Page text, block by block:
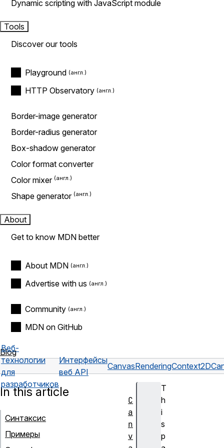
Dynamic scripting with JavaScript module
Tools
Discover our tools
Playground
HTTP Observatory
Border-image generator
Border-radius generator
Box-shadow generator
Color format converter
Color mixer
Shape generator
About
Get to know MDN better
About MDN
Advertise with us
Community
MDN on GitHub
Blog
Веб-
технологии
для
разработчиков
Интерфейсы
веб API
CanvasRenderingContext2D
T
h
i
s
p
In this article
Синтаксис
Примеры
C
a
n
v